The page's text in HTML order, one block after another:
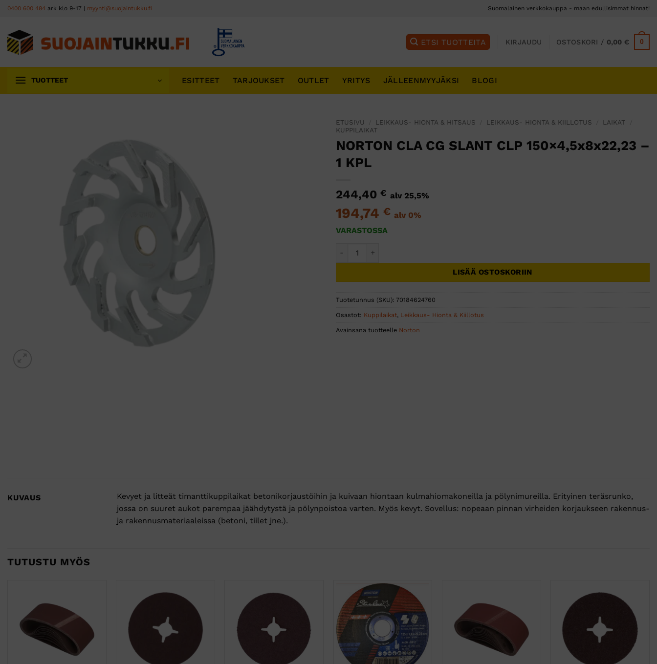
Skip
content
0400 600 484 ark klo 9-17 | myynti@suojaintukku.fi Suomalainen verkkokauppa - maan edullisimmat hinnat!
KIRJAUDU OSTOSKORI / 0,00€ 0
TUOTTEET ESITTEET TARJOUKSET OUTLET YRITYS JÄLLEENMYYJÄKSI BLOGI
ETUSIVU LEIKKAUS- HIONTA & HITSAUS LEIKKAUS- HIONTA & KIILLOTUS LAIKAT
KUPPILAIKAT
NORTON CLA CG SLANT CLP 150×4,5x8x22,23 –
1 KPL
244,40 € alv 25,5%
194,74 € alv 0%
VARASTOSSA
LISÄÄ OSTOSKORIIN
Tuotetunnus (SKU): 70184624760
Osastot: Kuppilaikat, Leikkaus- Hionta & Kiillotus
Avainsana tuotteelle Norton
KUVAUS
Kevyet ja litteät timanttikuppilaikat betonikorjaustöihin ja kuivaan hiontaan kulmahiomakoneilla ja pölynimureilla. Erityinen teräsrunko,
jossa on suuret aukot parempaa jäähdytystä ja pölynpoistoa varten. Myös kevyt. Sovellus: nopeaan pinnan virheiden korjaukseen rakennus-
ja rakennusmateriaaleissa (betoni, tiilet jne.).
TUTUSTU MYÖS